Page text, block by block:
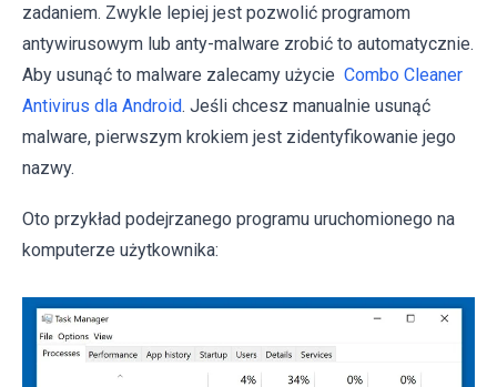
zadaniem. Zwykle lepiej jest pozwolić programom
antywirusowym lub anty-malware zrobić to automatycznie.
Aby usunąć to malware zalecamy użycie Combo Cleaner
Antivirus dla Android. Jeśli chcesz manualnie usunąć
malware, pierwszym krokiem jest zidentyfikowanie jego
nazwy.
Oto przykład podejrzanego programu uruchomionego na
komputerze użytkownika: